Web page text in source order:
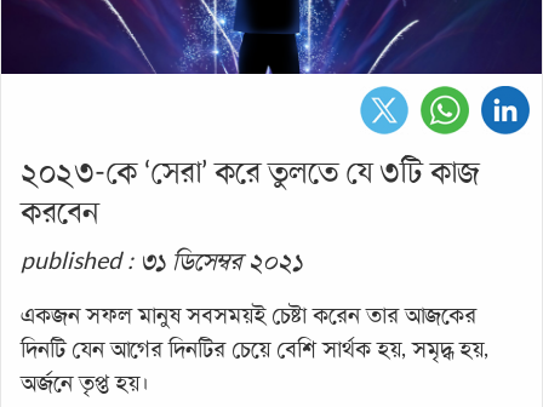
২০২৩-কে ‘সেরা’ করে তুলতে যে ৩টি কাজ
করবেন
published : ৩১ ডিসেম্বর ২০২১
একজন সফল মানুষ সবসময়ই চেষ্টা করেন তার আজকের
দিনটি যেন আগের দিনটির চেয়ে বেশি সার্থক হয়, সমৃদ্ধ হয়,
অর্জনে তৃপ্ত হয়।